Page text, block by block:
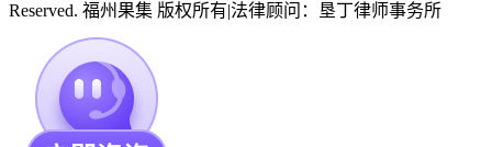
Reserved. 福州果集 版权所有|法律顾问：垦丁律师事务所